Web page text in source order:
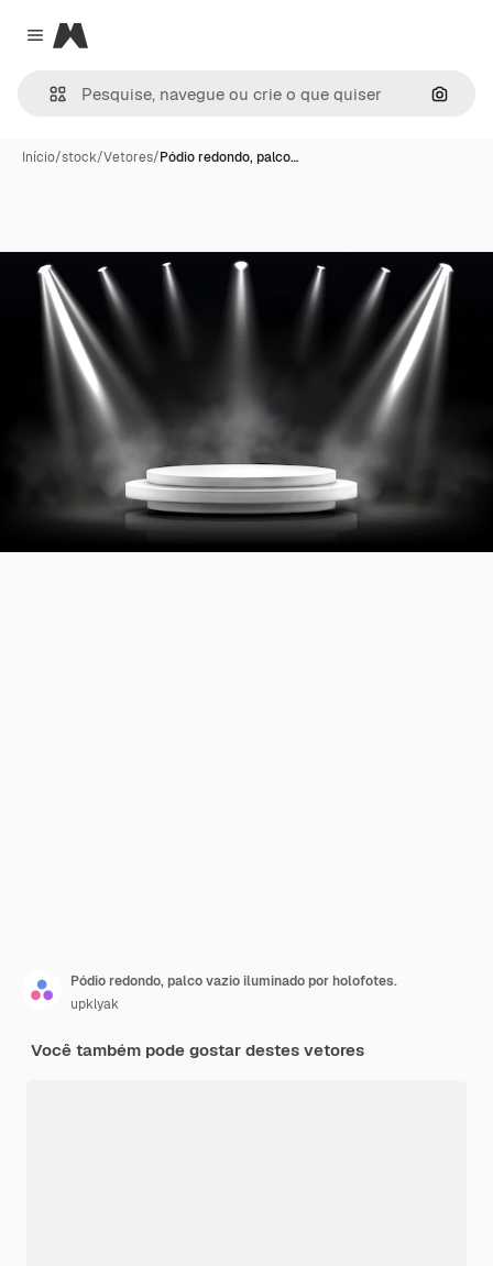
Close menu
Magnific
Início/stock/Vetores/Pódio redondo, palco…
Pódio redondo, palco vazio iluminado por holofotes.
upklyak
Você também pode gostar destes vetores